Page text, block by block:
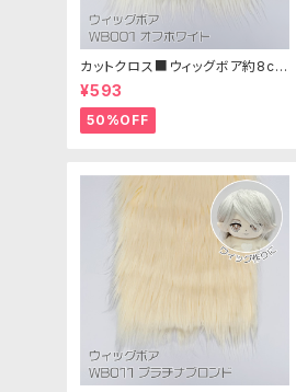
カットクロス■ウィッグボア約8cm
(オフホワイト)WB001 ボア生地 2
5cm × 45cm
¥593
50%OFF